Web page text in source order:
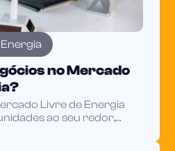
no Mercado
Livre de Energia
ao seu redor,